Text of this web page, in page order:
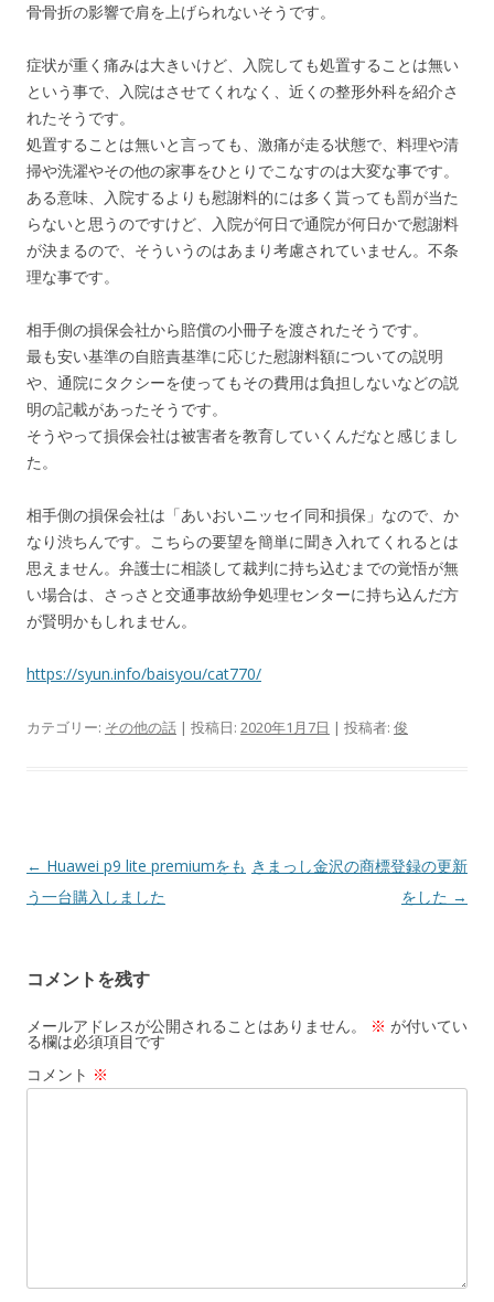
骨骨折の影響で肩を上げられないそうです。
症状が重く痛みは大きいけど、入院しても処置することは無い
という事で、入院はさせてくれなく、近くの整形外科を紹介さ
れたそうです。
処置することは無いと言っても、激痛が走る状態で、料理や清
掃や洗濯やその他の家事をひとりでこなすのは大変な事です。
ある意味、入院するよりも慰謝料的には多く貰っても罰が当た
らないと思うのですけど、入院が何日で通院が何日かで慰謝料
が決まるので、そういうのはあまり考慮されていません。不条
理な事です。
相手側の損保会社から賠償の小冊子を渡されたそうです。
最も安い基準の自賠責基準に応じた慰謝料額についての説明
や、通院にタクシーを使ってもその費用は負担しないなどの説
明の記載があったそうです。
そうやって損保会社は被害者を教育していくんだなと感じまし
た。
相手側の損保会社は「あいおいニッセイ同和損保」なので、か
なり渋ちんです。こちらの要望を簡単に聞き入れてくれるとは
思えません。弁護士に相談して裁判に持ち込むまでの覚悟が無
い場合は、さっさと交通事故紛争処理センターに持ち込んだ方
が賢明かもしれません。
https://syun.info/baisyou/cat770/
カテゴリー: その他の話 | 投稿日: 2020年1月7日 | 投稿者: 俊
投
稿
ゲ
ー
シ
ョ
← Huawei p9 lite premiumをも
う一台購入しました
きまっし金沢の商標登録の更新
をした →
コメントを残す
メールアドレスが公開されることはありません。 ※ が付いてい
る欄は必須項目です
コメント ※